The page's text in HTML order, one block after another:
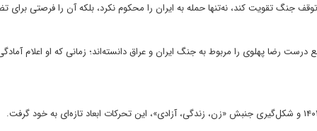
جنگ تقویت کند، نه‌تنها حمله به ایران را محکوم نکرد، بلکه آن را فرصتی برای
رضا پهلوی را مربوط به جنگ ایران و عراق دانسته‌اند؛ زمانی که او اعلام